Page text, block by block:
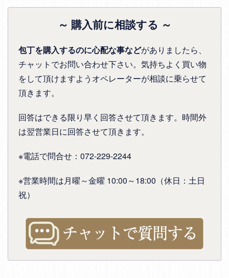
～ 購入前に相談する ～
包丁を購入するのに心配な事などがありましたら、
チャットでお問い合わせ下さい。気持ちよく買い物
をして頂けますようオペレーターが相談に乗らせて
頂きます。
回答はできる限り早く回答させて頂きます。時間外
は翌営業日に回答させて頂きます。
※電話で問合せ：072-229-2244
※営業時間は月曜～金曜 10:00～18:00（休日：土日
祝）